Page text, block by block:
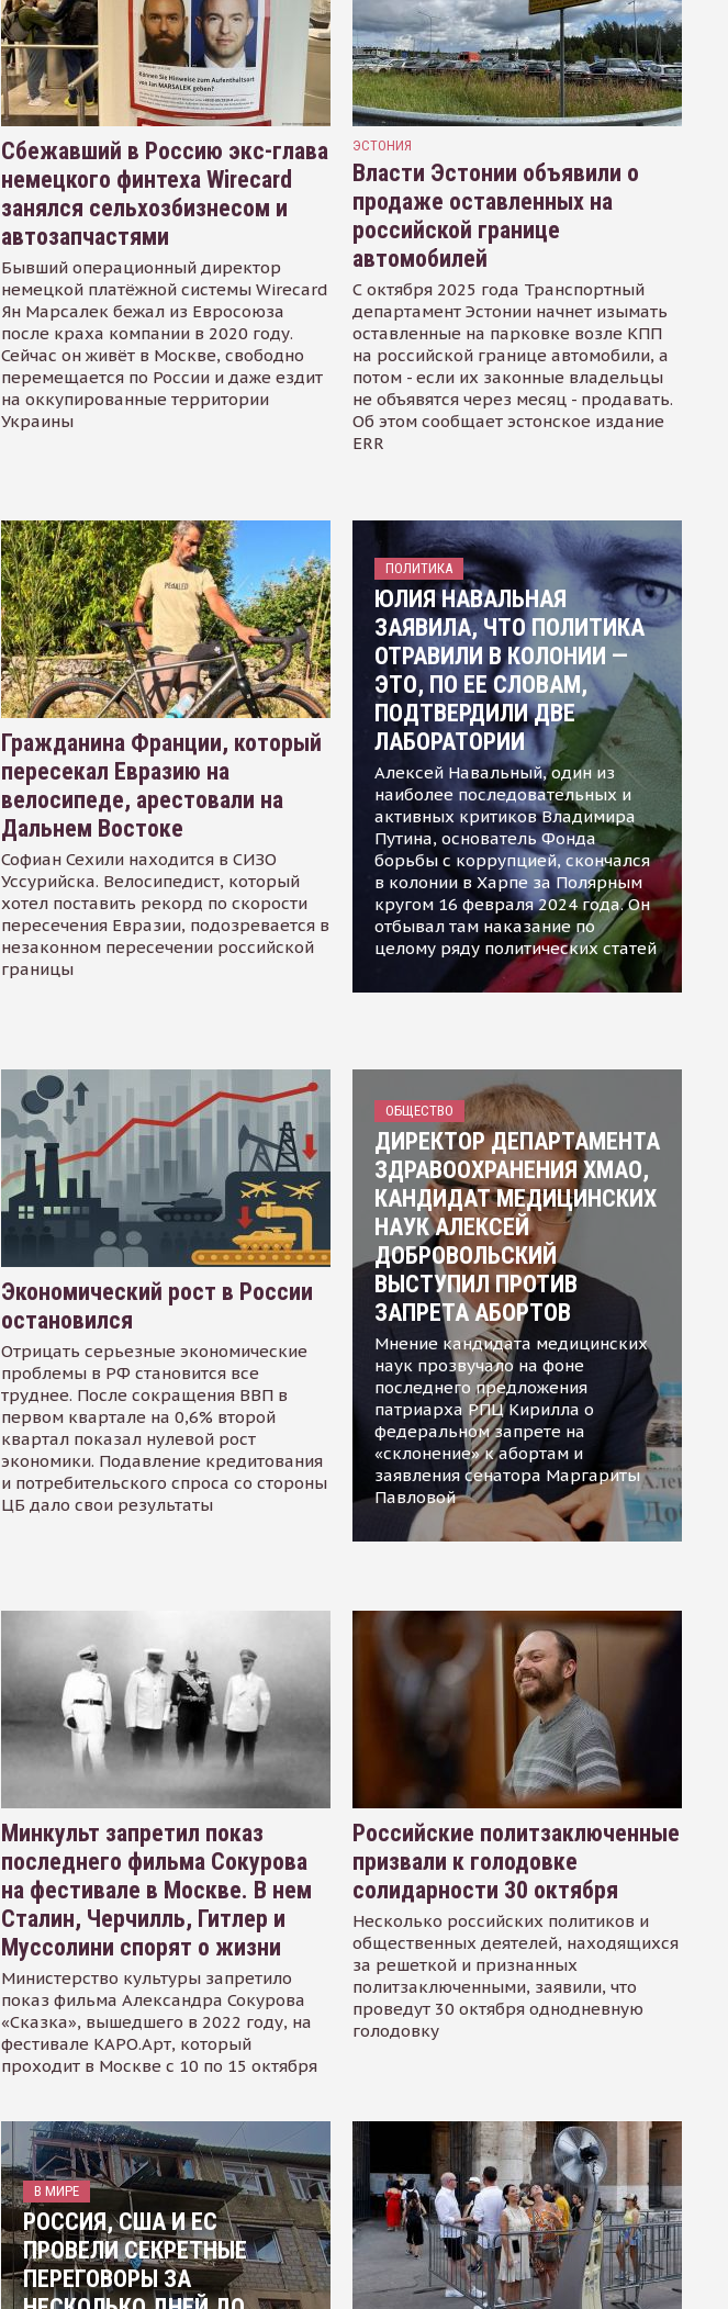
Сбежавший в Россию экс-глава
немецкого финтеха Wirecard
занялся сельхозбизнесом и
автозапчастями
Бывший операционный директор
немецкой платёжной системы Wirecard
Ян Марсалек бежал из Евросоюза
после краха компании в 2020 году.
Сейчас он живёт в Москве, свободно
перемещается по России и даже ездит
на оккупированные территории
Украины
ЭСТОНИЯ
Власти Эстонии объявили о
продаже оставленных на
российской границе
автомобилей
С октября 2025 года Транспортный
департамент Эстонии начнет изымать
оставленные на парковке возле КПП
на российской границе автомобили, а
потом - если их законные владельцы
не объявятся через месяц - продавать.
Об этом сообщает эстонское издание
ERR
Гражданина Франции, который
пересекал Евразию на
велосипеде, арестовали на
Дальнем Востоке
Софиан Сехили находится в СИЗО
Уссурийска. Велосипедист, который
хотел поставить рекорд по скорости
пересечения Евразии, подозревается в
незаконном пересечении российской
границы
ПОЛИТИКА
ЮЛИЯ НАВАЛЬНАЯ
ЗАЯВИЛА, ЧТО ПОЛИТИКА
ОТРАВИЛИ В КОЛОНИИ —
ЭТО, ПО ЕЕ СЛОВАМ,
ПОДТВЕРДИЛИ ДВЕ
ЛАБОРАТОРИИ
Алексей Навальный, один из
наиболее последовательных и
активных критиков Владимира
Путина, основатель Фонда
борьбы с коррупцией, скончался
в колонии в Харпе за Полярным
кругом 16 февраля 2024 года. Он
отбывал там наказание по
целому ряду политических статей
Экономический рост в России
остановился
Отрицать серьезные экономические
проблемы в РФ становится все
труднее. После сокращения ВВП в
первом квартале на 0,6% второй
квартал показал нулевой рост
экономики. Подавление кредитования
и потребительского спроса со стороны
ЦБ дало свои результаты
ОБЩЕСТВО
ДИРЕКТОР ДЕПАРТАМЕНТА
ЗДРАВООХРАНЕНИЯ ХМАО,
КАНДИДАТ МЕДИЦИНСКИХ
НАУК АЛЕКСЕЙ
ДОБРОВОЛЬСКИЙ
ВЫСТУПИЛ ПРОТИВ
ЗАПРЕТА АБОРТОВ
Мнение кандидата медицинских
наук прозвучало на фоне
последнего предложения
патриарха РПЦ Кирилла о
федеральном запрете на
«склонение» к абортам и
заявления сенатора Маргариты
Павловой
Минкульт запретил показ
последнего фильма Сокурова
на фестивале в Москве. В нем
Сталин, Черчилль, Гитлер и
Муссолини спорят о жизни
Министерство культуры запретило
показ фильма Александра Сокурова
«Сказка», вышедшего в 2022 году, на
фестивале КАРО.Арт, который
проходит в Москве с 10 по 15 октября
Российские политзаключенные
призвали к голодовке
солидарности 30 октября
Несколько российских политиков и
общественных деятелей, находящихся
за решеткой и признанных
политзаключенными, заявили, что
проведут 30 октября однодневную
голодовку
В МИРЕ
РОССИЯ, США И ЕС
ПРОВЕЛИ СЕКРЕТНЫЕ
ПЕРЕГОВОРЫ ЗА